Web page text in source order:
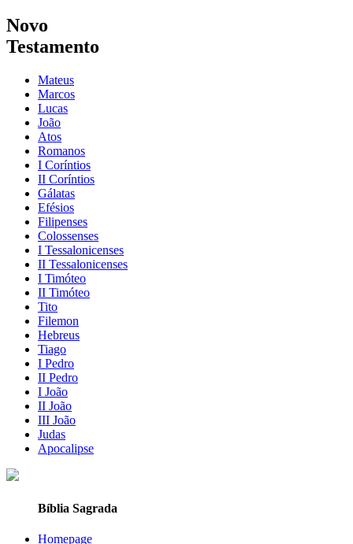
Novo
Testamento
Mateus
Marcos
Lucas
João
Atos
Romanos
I Coríntios
II Coríntios
Gálatas
Efésios
Filipenses
Colossenses
I Tessalonicenses
II Tessalonicenses
I Timóteo
II Timóteo
Tito
Filemon
Hebreus
Tiago
I Pedro
II Pedro
I João
II João
III João
Judas
Apocalipse
Bíblia Sagrada
Homepage